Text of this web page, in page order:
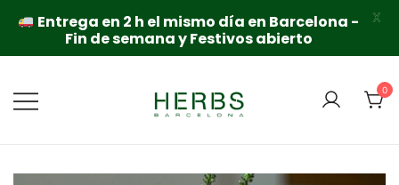
contenido
0
Entrega en 2 h el mismo día en Barcelona -
Fin de semana y Festivos abierto
X